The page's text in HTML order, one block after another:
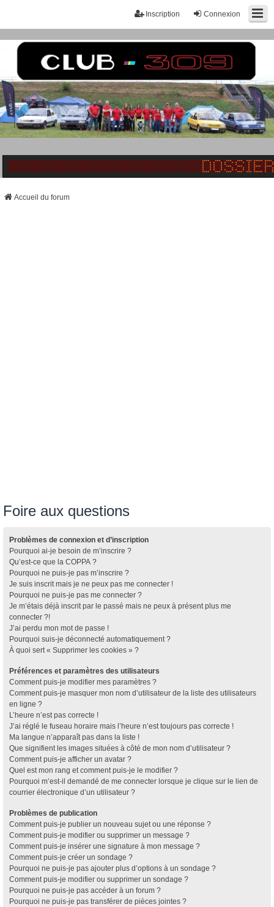
Connexion
Inscription
Accueil du forum
Foire aux questions
Problèmes de connexion et d’inscription
Pourquoi ai-je besoin de m’inscrire ?
Qu’est-ce que la COPPA ?
Pourquoi ne puis-je pas m’inscrire ?
Je suis inscrit mais je ne peux pas me connecter !
Pourquoi ne puis-je pas me connecter ?
Je m’étais déjà inscrit par le passé mais ne peux à présent plus me
connecter ?!
J’ai perdu mon mot de passe !
Pourquoi suis-je déconnecté automatiquement ?
À quoi sert « Supprimer les cookies » ?
Préférences et paramètres des utilisateurs
Comment puis-je modifier mes paramètres ?
Comment puis-je masquer mon nom d’utilisateur de la liste des utilisateurs
en ligne ?
L’heure n’est pas correcte !
J’ai réglé le fuseau horaire mais l’heure n’est toujours pas correcte !
Ma langue n’apparaît pas dans la liste !
Que signifient les images situées à côté de mon nom d’utilisateur ?
Comment puis-je afficher un avatar ?
Quel est mon rang et comment puis-je le modifier ?
Pourquoi m’est-il demandé de me connecter lorsque je clique sur le lien de
courrier électronique d’un utilisateur ?
Problèmes de publication
Comment puis-je publier un nouveau sujet ou une réponse ?
Comment puis-je modifier ou supprimer un message ?
Comment puis-je insérer une signature à mon message ?
Comment puis-je créer un sondage ?
Pourquoi ne puis-je pas ajouter plus d’options à un sondage ?
Comment puis-je modifier ou supprimer un sondage ?
Pourquoi ne puis-je pas accéder à un forum ?
Pourquoi ne puis-je pas transférer de pièces jointes ?